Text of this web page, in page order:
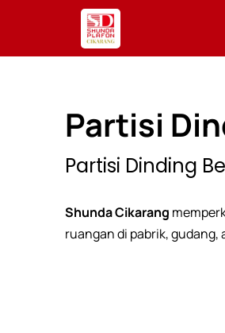
konten
Partisi
Partisi Dinding
Shunda Cikarang
ruangan di pabrik,